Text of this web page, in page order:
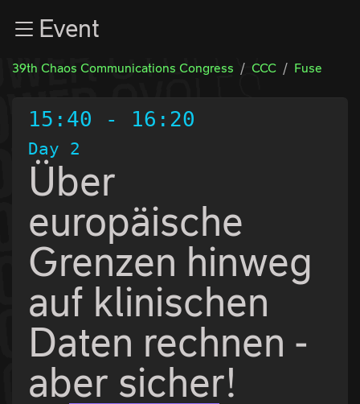
Zum InhaltEvent
39th Chaos Communications Congress CCC Fuse
15:40 - 16:20
Day 2
Über
europäische
Grenzen hinweg
auf klinischen
Daten rechnen -
aber sicher!